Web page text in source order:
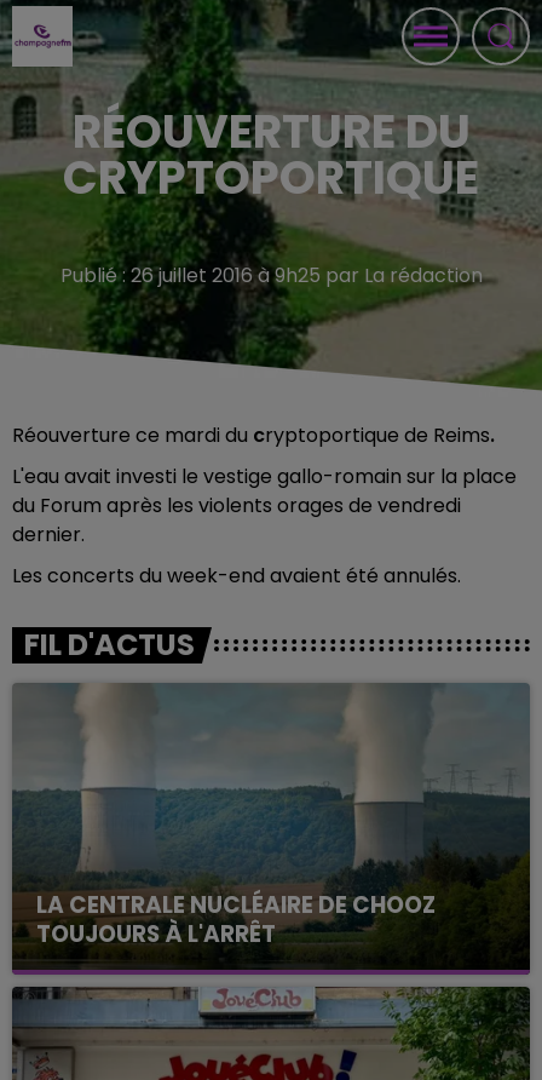
RÉOUVERTURE DU
CRYPTOPORTIQUE
Publié : 26 juillet 2016 à 9h25 par La rédaction
Réouverture ce mardi du cryptoportique de Reims.
L'eau avait investi le vestige gallo-romain sur la place
du Forum après les violents orages de vendredi
dernier.
Les concerts du week-end avaient été annulés.
FIL D'ACTUS
LA CENTRALE NUCLÉAIRE DE CHOOZ
TOUJOURS À L'ARRÊT
Cela fait déjà une semaine que la centrale
nucléaire ardennaise est à l'arrêt. Une situation
justifiée par la sécheresse intense qui est toujours
présente.